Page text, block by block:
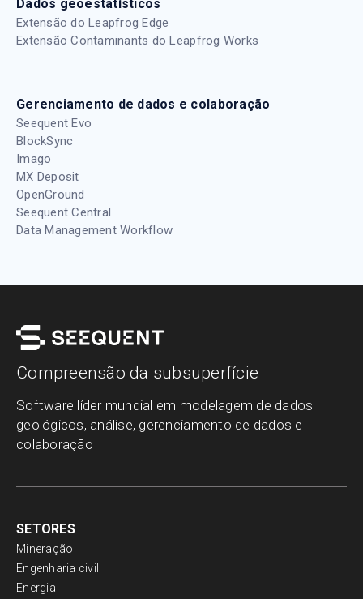
Dados geoestatísticos
Extensão do Leapfrog Edge
Extensão Contaminants do Leapfrog Works
Gerenciamento de dados e colaboração
Seequent Evo
BlockSync
Imago
MX Deposit
OpenGround
Seequent Central
Data Management Workflow
Compreensão da subsuperfície
Software líder mundial em modelagem de dados
geológicos, análise, gerenciamento de dados e
colaboração
SETORES
Mineração
Engenharia civil
Energia